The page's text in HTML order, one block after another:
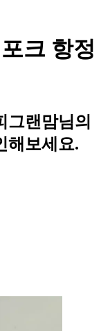
크 항정
그랜맘님의
해보세요.